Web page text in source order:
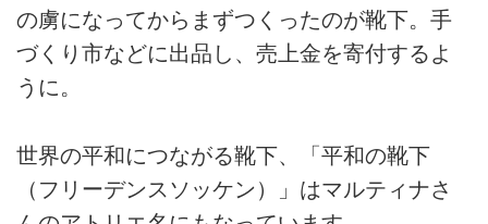
の虜になってからまずつくったのが靴下。手
づくり市などに出品し、売上金を寄付するよ
うに。
世界の平和につながる靴下、「平和の靴下
（フリーデンスソッケン）」はマルティナさ